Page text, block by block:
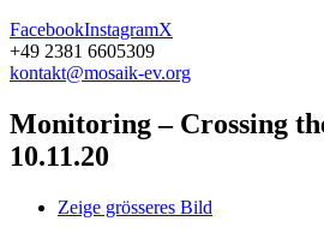
FacebookInstagramX
+49 2381 6605309
kontakt@mosaik-ev.org
Monitoring – Crossing
10.11.20
Zeige grösseres Bild